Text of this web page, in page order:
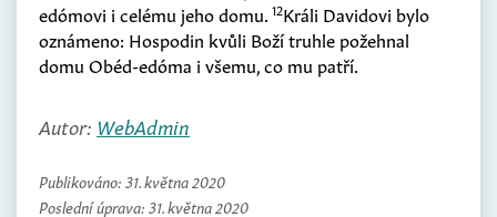
edómovi i celému jeho domu. 12Králi Davidovi bylo
oznámeno: Hospodin kvůli Boží truhle požehnal
domu Obéd-edóma i všemu, co mu patří.
Autor: WebAdmin
Publikováno: 31. května 2020
Poslední úprava: 31. května 2020